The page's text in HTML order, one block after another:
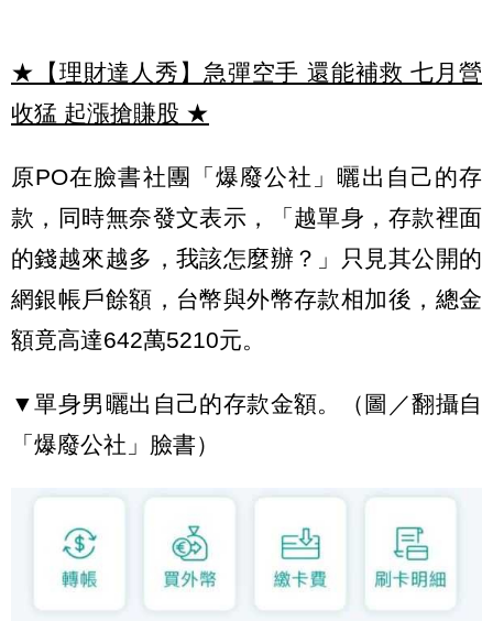
★【理財達人秀】急彈空手 還能補救 七月營
收猛 起漲搶賺股 ★
原PO在臉書社團「爆廢公社」曬出自己的存
款，同時無奈發文表示，「越單身，存款裡面
的錢越來越多，我該怎麼辦？」只見其公開的
網銀帳戶餘額，台幣與外幣存款相加後，總金
額竟高達642萬5210元。
▼單身男曬出自己的存款金額。（圖／翻攝自
「爆廢公社」臉書）